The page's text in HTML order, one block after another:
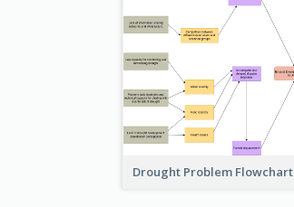
Drought Problem Flowchart